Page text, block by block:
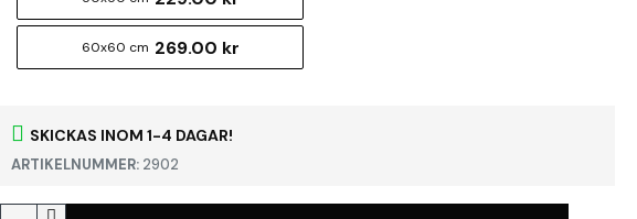
SKICKAS INOM 1-4 DAGAR!
ARTIKELNUMMER: 2902
60x60 cm 269.00 kr